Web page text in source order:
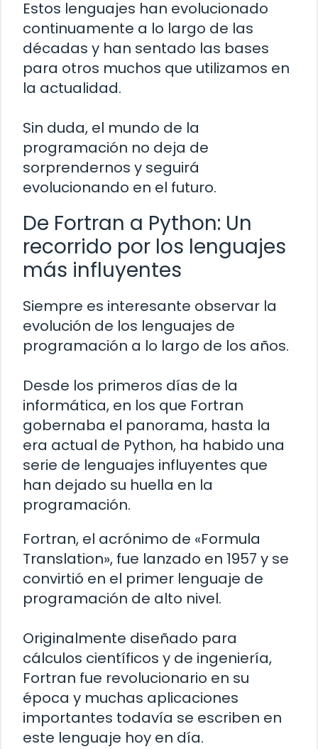
Estos lenguajes han evolucionado
continuamente a lo largo de las
décadas y han sentado las bases
para otros muchos que utilizamos en
la actualidad.
Sin duda, el mundo de la
programación no deja de
sorprendernos y seguirá
evolucionando en el futuro.
De Fortran a Python: Un
recorrido por los lenguajes
más influyentes
Siempre es interesante observar la
evolución de los lenguajes de
programación a lo largo de los años.
Desde los primeros días de la
informática, en los que Fortran
gobernaba el panorama, hasta la
era actual de Python, ha habido una
serie de lenguajes influyentes que
han dejado su huella en la
programación.
Fortran, el acrónimo de «Formula
Translation», fue lanzado en 1957 y se
convirtió en el primer lenguaje de
programación de alto nivel.
Originalmente diseñado para
cálculos científicos y de ingeniería,
Fortran fue revolucionario en su
época y muchas aplicaciones
importantes todavía se escriben en
este lenguaje hoy en día.